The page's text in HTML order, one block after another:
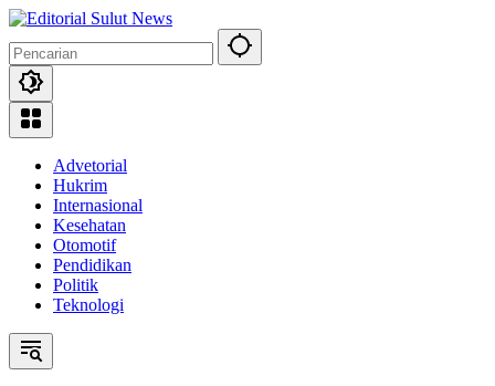
Langsung
konten
Advetorial
Hukrim
Internasional
Kesehatan
Otomotif
Pendidikan
Politik
Teknologi